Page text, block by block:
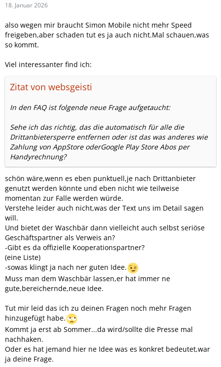
18. Januar 2026
also wegen mir braucht Simon Mobile nicht mehr Speed
freigeben,aber schaden tut es ja auch nicht.Mal schauen,was
so kommt.
Viel interessanter find ich:
Zitat von websgeisti
In den FAQ ist folgende neue Frage aufgetaucht:
Sehe ich das richtig, das die automatisch für alle die
Drittanbietersperre entfernen oder ist das was anderes wie
Zahlung von AppStore oderGoogle Play Store Abos per
Handyrechnung?
schön wäre,wenn es eben punktuell,je nach Drittanbieter
genutzt werden könnte und eben nicht wie teilweise
momentan zur Falle werden würde.
Verstehe leider auch nicht,was der Text uns im Detail sagen
will.
Und bietet der Waschbär dann vielleicht auch selbst seriöse
Geschäftspartner als Verweis an?
-Gibt es da offizielle Kooperationspartner?
(eine Liste)
-sowas klingt ja nach ner guten Idee.
Muss man dem Waschbär lassen,er hat immer ne
gute,bereichernde,neue Idee.
Tut mir leid das ich zu deinen Fragen noch mehr Fragen
hinzugefügt habe.
Kommt ja erst ab Sommer...da wird/sollte die Presse mal
nachhaken.
Oder es hat jemand hier ne Idee was es konkret bedeutet,war
ja deine Frage.